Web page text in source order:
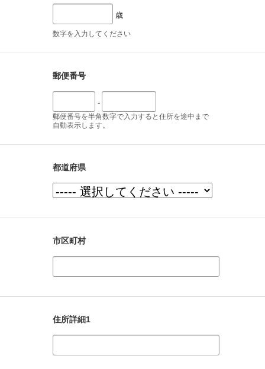
歳
数字を入力してください
郵便番号
-
郵便番号を半角数字で入力すると住所を途中まで
自動表示します。
都道府県
市区町村
住所詳細1